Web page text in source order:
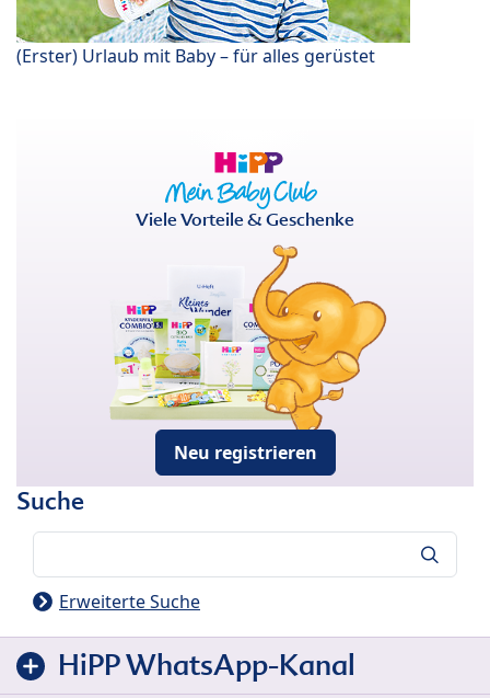
(Erster) Urlaub mit Baby – für alles gerüstet
Viele Vorteile & Geschenke
Neu registrieren
Suche
Erweiterte Suche
HiPP WhatsApp-Kanal